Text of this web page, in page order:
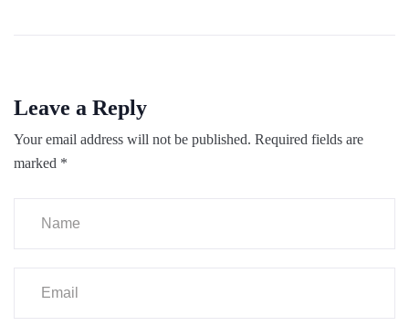
Leave a Reply
Your email address will not be published. Required fields are
marked *